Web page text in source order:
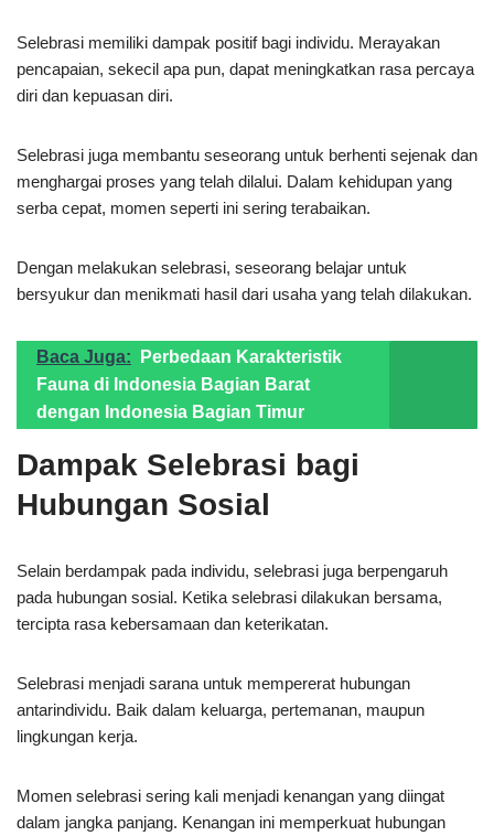
Selebrasi memiliki dampak positif bagi individu. Merayakan
pencapaian, sekecil apa pun, dapat meningkatkan rasa percaya
diri dan kepuasan diri.
Selebrasi juga membantu seseorang untuk berhenti sejenak dan
menghargai proses yang telah dilalui. Dalam kehidupan yang
serba cepat, momen seperti ini sering terabaikan.
Dengan melakukan selebrasi, seseorang belajar untuk
bersyukur dan menikmati hasil dari usaha yang telah dilakukan.
Baca Juga:
Perbedaan Karakteristik
Fauna di Indonesia Bagian Barat
dengan Indonesia Bagian Timur
Dampak Selebrasi bagi
Hubungan Sosial
Selain berdampak pada individu, selebrasi juga berpengaruh
pada hubungan sosial. Ketika selebrasi dilakukan bersama,
tercipta rasa kebersamaan dan keterikatan.
Selebrasi menjadi sarana untuk mempererat hubungan
antarindividu. Baik dalam keluarga, pertemanan, maupun
lingkungan kerja.
Momen selebrasi sering kali menjadi kenangan yang diingat
dalam jangka panjang. Kenangan ini memperkuat hubungan